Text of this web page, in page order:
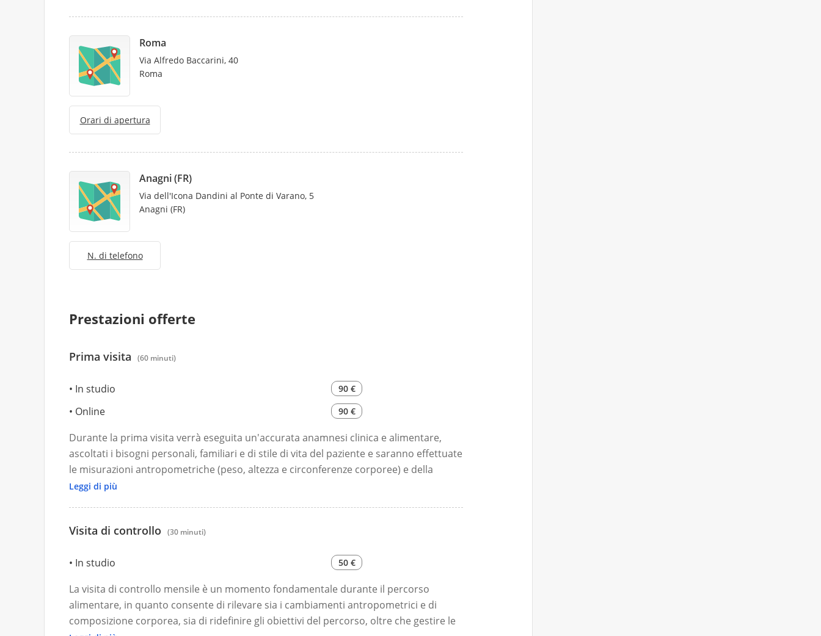
Roma
Via Alfredo Baccarini, 40
Roma
Orari di apertura
Anagni (FR)
Via dell'Icona Dandini al Ponte di Varano, 5
Anagni (FR)
N. di telefono
Prestazioni offerte
Prima visita (60 minuti)
In studio 90 €
Online 90 €
Durante la prima visita verrà eseguita un'accurata anamnesi clinica e alimentare,
ascoltati i bisogni personali, familiari e di stile di vita del paziente e saranno effettuate
le misurazioni antropometriche (peso, altezza e circonferenze corporee) e della
composizione corporea per mezzo di un misuratore di bioimpedenza.
Leggi di più
Visita di controllo (30 minuti)
In studio 50 €
La visita di controllo mensile è un momento fondamentale durante il percorso
alimentare, in quanto consente di rilevare sia i cambiamenti antropometrici e di
composizione corporea, sia di ridefinire gli obiettivi del percorso, oltre che gestire le